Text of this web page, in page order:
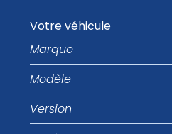
Votre véhicule
Marque
Modèle
Version